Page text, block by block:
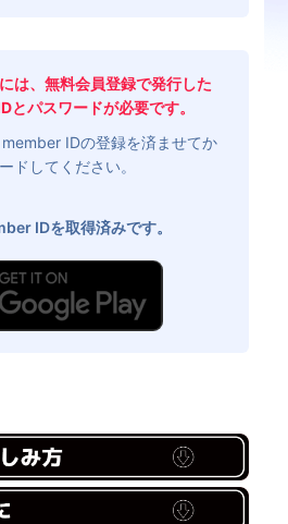
は、無料会員登録で発行した
パスワードが必要です。
member IDの登録を済ませてか
ドしてください。
IDを取得済みです。